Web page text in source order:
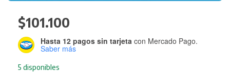
$101.100
5 disponibles
Hasta 12 pagos sin tarjeta con Mercado Pago.
Saber más